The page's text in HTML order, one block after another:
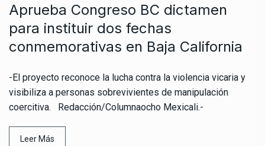
Aprueba Congreso BC dictamen
para instituir dos fechas
conmemorativas en Baja California
-El proyecto reconoce la lucha contra la violencia vicaria y
visibiliza a personas sobrevivientes de manipulación
coercitiva. Redacción/Columnaocho Mexicali.-
Leer Más